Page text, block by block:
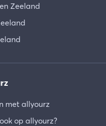
Zeeland
met allyourz
op allyourz?